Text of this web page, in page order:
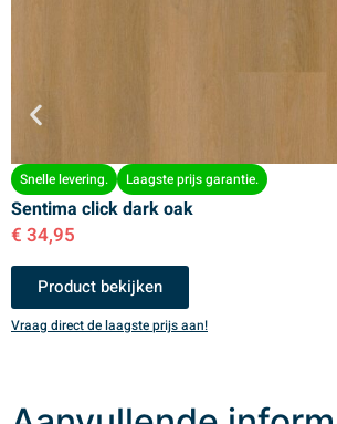
Snelle levering. Laagste prijs garantie.
Sentima click dark oak
€ 34,95
Product bekijken
Vraag direct de laagste prijs aan!